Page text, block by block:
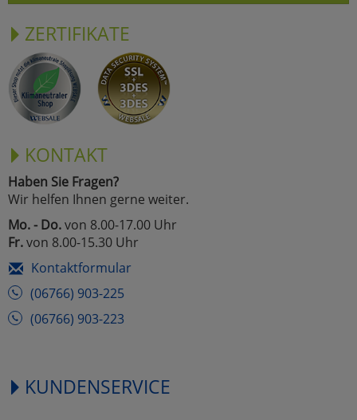
ZERTIFIKATE
KONTAKT
Haben Sie Fragen?
Wir helfen Ihnen gerne weiter.
Mo. - Do.von 8.00-17.00 Uhr
Fr.von 8.00-15.30 Uhr
Kontaktformular
(06766) 903-225
(06766) 903-223
KUNDENSERVICE